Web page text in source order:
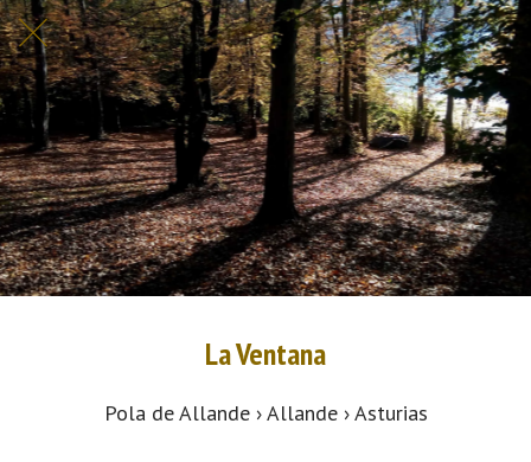
La Ventana
Pola de Allande › Allande › Asturias